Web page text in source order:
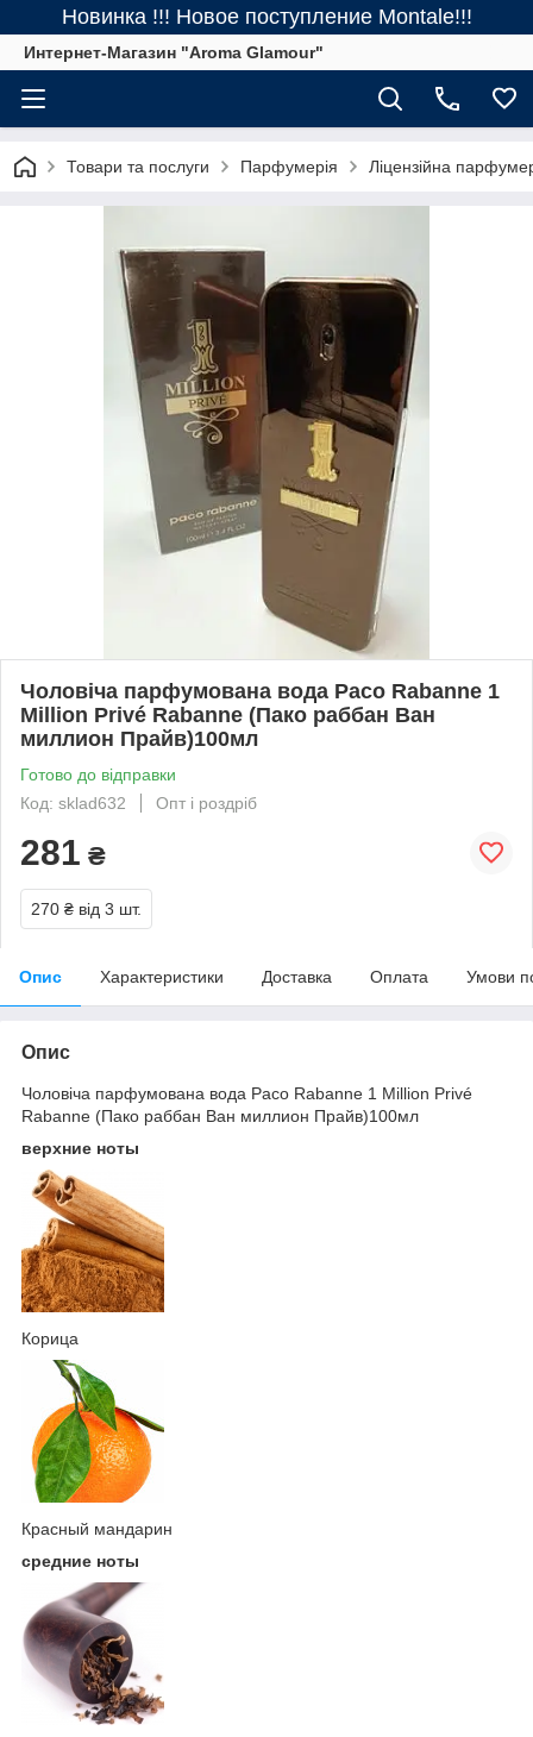
Новинка !!! Новое поступление Montale!!!
Интернет-Магазин "Aroma Glamour"
Товари та послуги Парфумерія Ліцензійна
Чоловіча парфумована вода Paco Rabanne 1
Million Privé Rabanne (Пако раббан Ван
миллион Прайв)100мл
Готово до відправки
Код: sklad632
Опт і роздріб
281 ₴
270 ₴ від 3 шт.
Опис Характеристики Доставка Оплата Умови
Опис
Чоловіча парфумована вода Paco Rabanne 1 Million Privé
Rabanne (Пако раббан Ван миллион Прайв)100мл
верхние ноты
Корица
Красный мандарин
средние ноты